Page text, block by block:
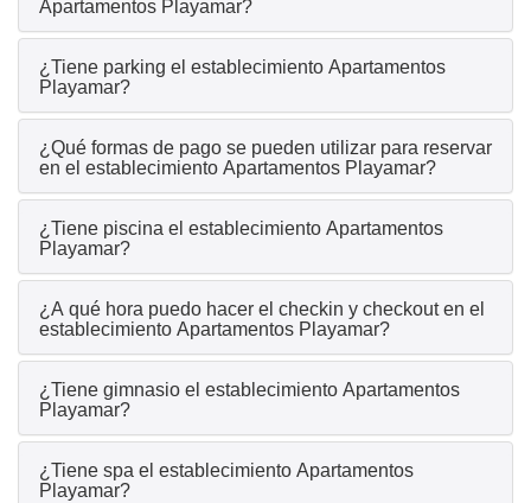
Apartamentos Playamar?
¿Tiene parking el establecimiento Apartamentos
Playamar?
¿Qué formas de pago se pueden utilizar para reservar
en el establecimiento Apartamentos Playamar?
¿Tiene piscina el establecimiento Apartamentos
Playamar?
¿A qué hora puedo hacer el checkin y checkout en el
establecimiento Apartamentos Playamar?
¿Tiene gimnasio el establecimiento Apartamentos
Playamar?
¿Tiene spa el establecimiento Apartamentos
Playamar?